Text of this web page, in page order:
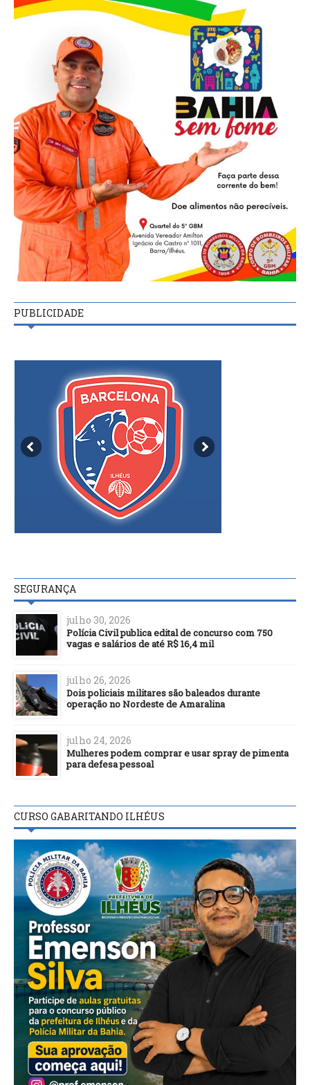
PUBLICIDADE
SEGURANÇA
julho 30, 2026
Polícia Civil publica edital de concurso com 750
vagas e salários de até R$ 16,4 mil
julho 26, 2026
Dois policiais militares são baleados durante
operação no Nordeste de Amaralina
julho 24, 2026
Mulheres podem comprar e usar spray de pimenta
para defesa pessoal
CURSO GABARITANDO ILHÉUS